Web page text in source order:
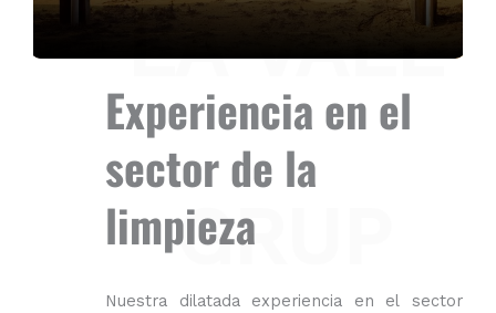
Experiencia en el
sector de la
limpieza
Nuestra dilatada experiencia en el sector
LA VALL
GRUP